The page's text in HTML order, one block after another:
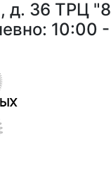
д. 36 ТРЦ "8
10:00 -